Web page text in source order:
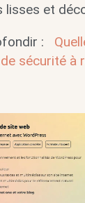
lisses et
:
sécurité à